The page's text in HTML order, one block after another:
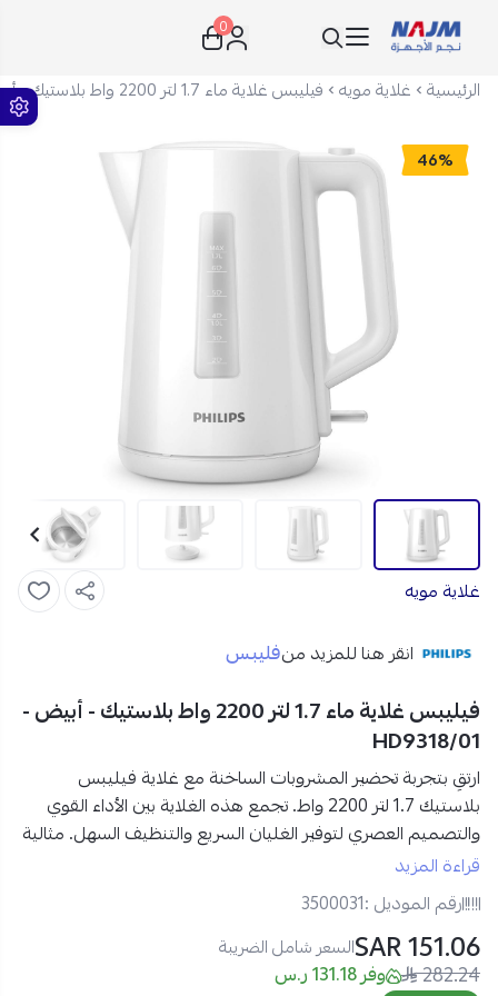
نجم الأجهزة
0
الرئيسية غلاية مويه فيليبس غلاية ماء 1.7 لتر 2200 واط بلاستيك - أبيض - HD9318/01
46%
غلاية مويه
انقر هنا للمزيد منفليبس
فيليبس غلاية ماء 1.7 لتر 2200 واط بلاستيك - أبيض -
HD9318/01
ارتقِ بتجربة تحضير المشروبات الساخنة مع غلاية فيليبس
بلاستيك 1.7 لتر 2200 واط
. تجمع هذه الغلاية بين الأداء القوي
والتصميم العصري لتوفيرالغليان السريع والتنظيف السهل. مثالية
لتحضير المشروبات الساخنة بفضل ميزاتها الذكية مثل
المتعدد والفلتر الشبكيلتنقية المياه.
مواصفات غلاية فيليبس بلاستيك 1.7 لتر 2200 واط بلون أبيض:
المنتج:غلاية ماء
قراءة المزيد
رقم الموديل :3500031
151.06 SAR السعر شامل الضريبة
282.24 وفر 131.18 ر.س